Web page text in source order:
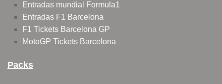
Entradas mundial Formula1
Entradas F1 Barcelona
F1 Tickets Barcelona GP
MotoGP Tickets Barcelona
Packs